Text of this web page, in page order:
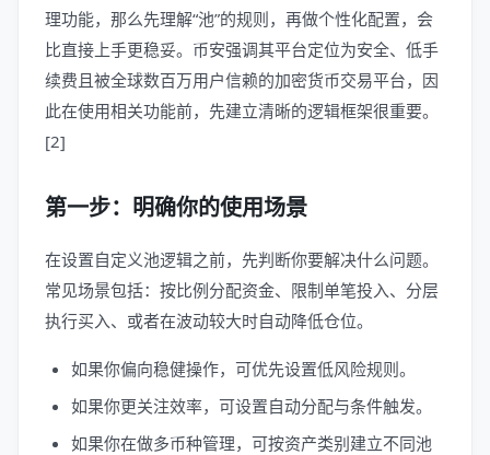
理功能，那么先理解“池”的规则，再做个性化配置，会
比直接上手更稳妥。币安强调其平台定位为安全、低手
续费且被全球数百万用户信赖的加密货币交易平台，因
此在使用相关功能前，先建立清晰的逻辑框架很重要。
[2]
第一步：明确你的使用场景
在设置自定义池逻辑之前，先判断你要解决什么问题。
常见场景包括：按比例分配资金、限制单笔投入、分层
执行买入、或者在波动较大时自动降低仓位。
如果你偏向稳健操作，可优先设置低风险规则。
如果你更关注效率，可设置自动分配与条件触发。
如果你在做多币种管理，可按资产类别建立不同池